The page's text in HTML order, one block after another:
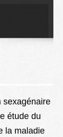
sexagénaire
étude du
la maladie